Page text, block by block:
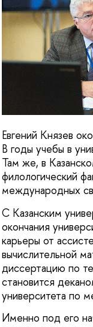
Евгений Князев
В годы учебы в
Там же, в
филологический
международных
С Казанским
окончания
карьеры от
вычислительной
диссертацию по
становится
университета по
Именно под его